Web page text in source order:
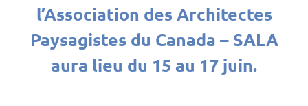
l’Association des Architectes
Paysagistes du Canada – SALA
aura lieu du 15 au 17 juin.